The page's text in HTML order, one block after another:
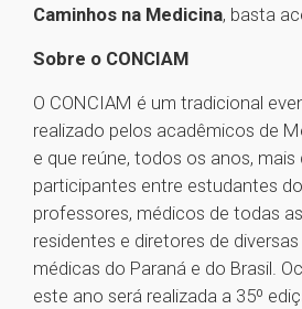
Caminhos na Medicina, basta
Sobre o CONCIAM
O CONCIAM é um tradicional
realizado pelos acadêmicos de
e que reúne, todos os anos, mais
participantes entre estudantes
professores, médicos de todas
residentes e diretores de
médicas do Paraná e do Brasil.
este ano será realizada a 35º